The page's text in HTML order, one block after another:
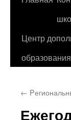
содержимому
Центр
образования
←